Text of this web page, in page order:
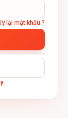
lại mật khẩu ?